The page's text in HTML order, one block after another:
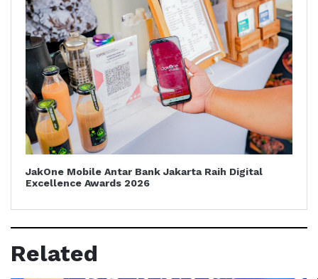
JakOne Mobile Antar Bank Jakarta Raih Digital
Excellence Awards 2026
Related